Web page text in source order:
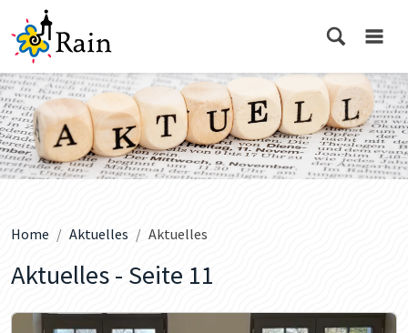
Home Aktuelles Aktuelles
Aktuelles - Seite 11